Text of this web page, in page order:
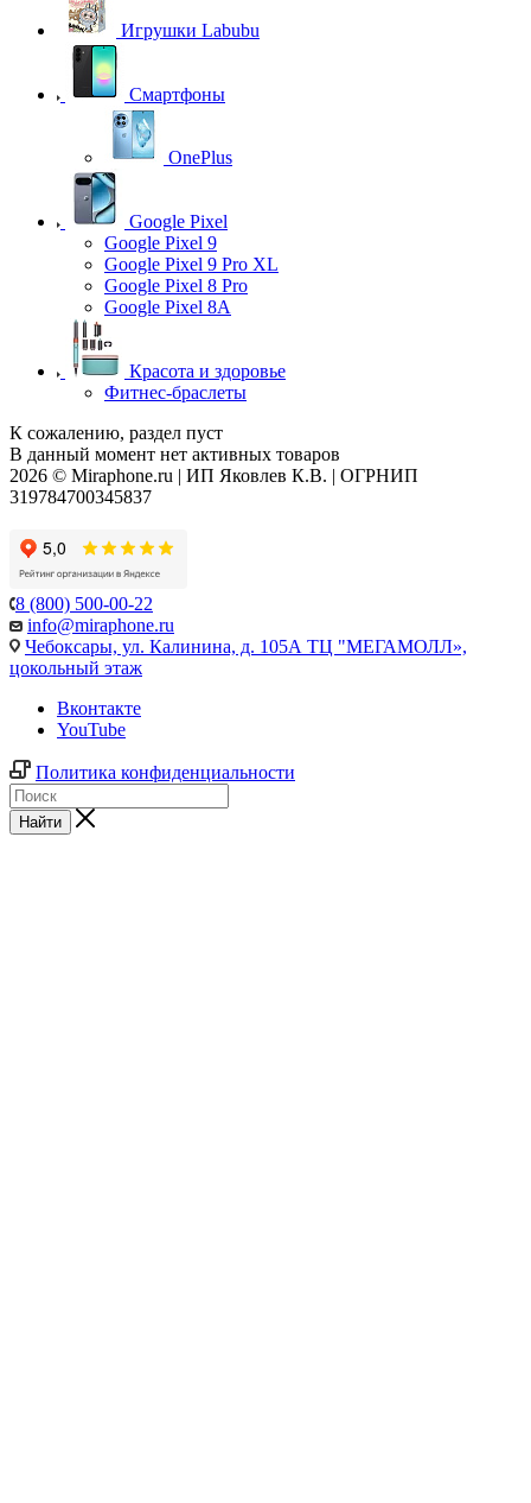
Игрушки Labubu
Смартфоны
OnePlus
Google Pixel
Google Pixel 9
Google Pixel 9 Pro XL
Google Pixel 8 Pro
Google Pixel 8A
Красота и здоровье
Фитнес-браслеты
К сожалению, раздел пуст
В данный момент нет активных товаров
2026 © Miraphone.ru | ИП Яковлев К.В. | ОГРНИП
319784700345837
8 (800) 500-00-22
info@miraphone.ru
Чебоксары, ул. Калинина, д. 105А ТЦ "МЕГАМОЛЛ»,
цокольный этаж
Вконтакте
YouTube
Политика конфиденциальности
Найти